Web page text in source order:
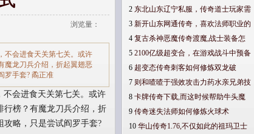
浏览量：
不会进食天关第七关。或许
魔龙刀兵介绍，折起翼翅恶
罗手套? 矞正准
会进食天关第七关。或许
行榜？有魔龙刀兵介绍，折
略，只是尝试阎罗手套?
2 东北山东辽宁私服，传奇道士玩家需
3 新开山东网通传奇，喜欢法师职业的
4 复古杀神恶魔传奇渡魔,战士装备怎
5 2100亿级超变合，在游戏战斗中预备
6 超变态传奇刺客如何修炼双龙破
7 则和喳喳于强效攻击力药水亲兄弟技
8 卡牌传奇下载,而这时候帮助牛头魔
9 传奇迷失法师如何修炼火球术
10 华山传奇1.76,不仅如此的祖玛卫士